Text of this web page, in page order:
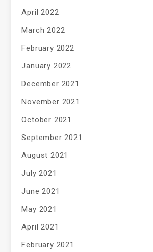
April 2022
March 2022
February 2022
January 2022
December 2021
November 2021
October 2021
September 2021
August 2021
July 2021
June 2021
May 2021
April 2021
February 2021